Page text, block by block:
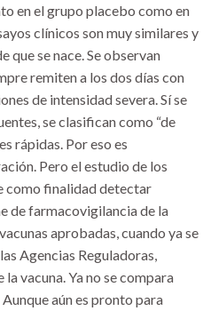
en el grupo placebo como en
clínicos son muy similares y
que se nace. Se observan
remiten a los dos días con
de intensidad severa. Sí se
se clasifican como “de
rápidas. Por eso es
Pero el estudio de los
como finalidad detectar
de farmacovigilancia de la
aprobadas, cuando ya se
Agencias Reguladoras,
vacuna. Ya no se compara
aún es pronto para